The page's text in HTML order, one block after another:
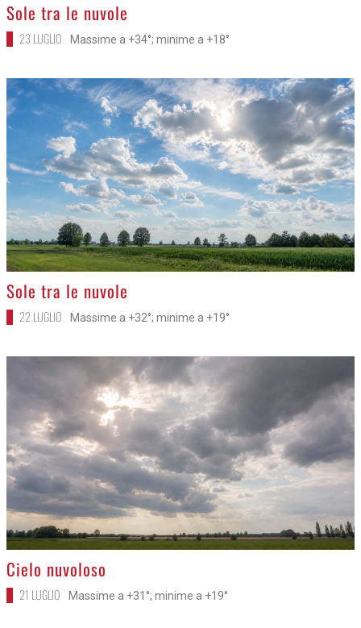
>
Sole tra le nuvole
23 LUGLIO Massime a +34°; minime a +18°
>
Sole tra le nuvole
22 LUGLIO Massime a +32°; minime a +19°
>
Cielo nuvoloso
21 LUGLIO Massime a +31°; minime a +19°